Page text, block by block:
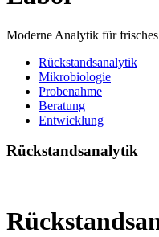
Moderne Analytik für
Rückstandsanalytik
Mikrobiologie
Probenahme
Beratung
Entwicklung
Rückstandsanalytik